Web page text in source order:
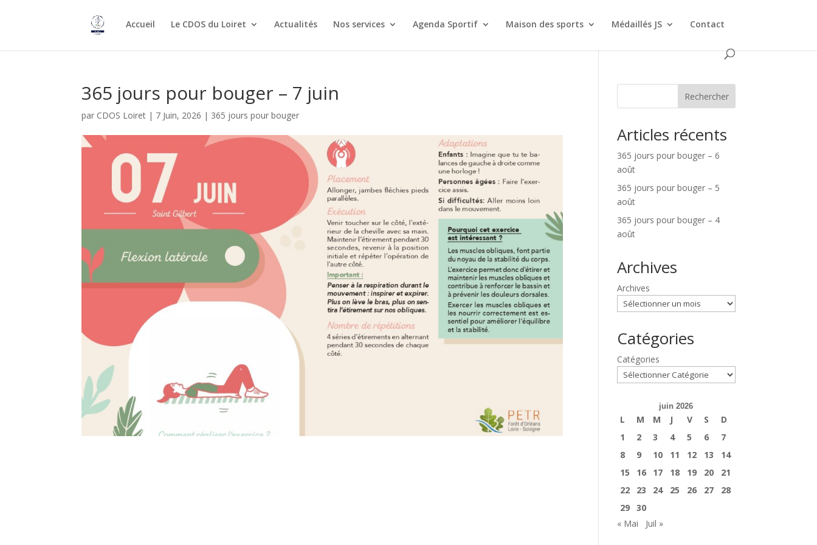
Accueil Le CDOS du Loiret Actualités Nos services Agenda Sportif Maison des sports Médaillés JS Contact
365 jours pour bouger – 7 juin
par CDOS Loiret | 7 Juin, 2026 | 365 jours pour bouger
Rechercher
Articles récents
365 jours pour bouger – 6
août
365 jours pour bouger – 5
août
365 jours pour bouger – 4
août
Archives
Archives
Catégories
Catégories
juin 2026
L M M J V S
D
1
2 3 4 5 6
7
8
9 10 11 12 13
14
15
16 17 18 19 20
21
22
23 24 25 26 27
28
29 30
« Mai
Juil »